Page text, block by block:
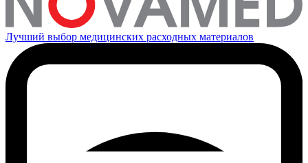
Лучший выбор медицинских расходных материалов